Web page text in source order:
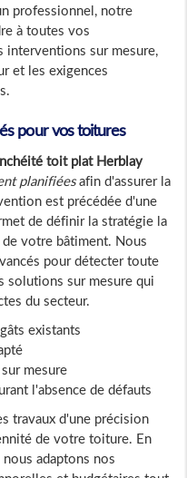
professionnel, notre
à toutes vos
interventions sur mesure,
et les exigences
pour vos toitures
toit plat Herblay
planifiéesafin d'assurer la
est précédée d'une
de définir la stratégie la
de votre bâtiment. Nous
pour détecter toute
solutions sur mesure qui
du secteur.
existants
mesure
l'absence de défauts
travaux d'une précision
de votre toiture. En
adaptons nos